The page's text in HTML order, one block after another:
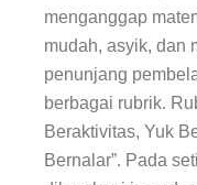
menganggap
mudah, asyik, dan
penunjang
berbagai rubrik.
Beraktivitas, Yuk
Bernalar”. Pada